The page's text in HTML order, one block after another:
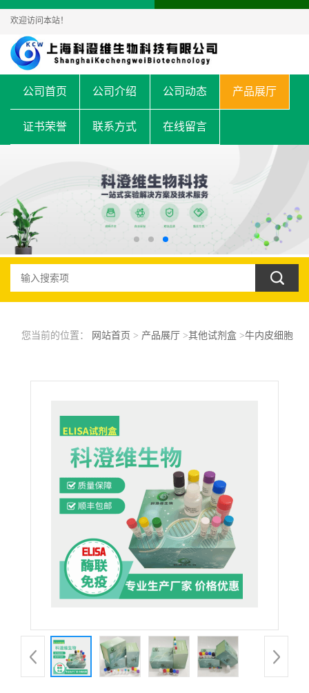
欢迎访问本站！
公司首页 公司介绍 公司动态 产品展厅
证书荣誉 联系方式 在线留言
您当前的位置： 网站首页 > 产品展厅>其他试剂盒>牛内皮细胞